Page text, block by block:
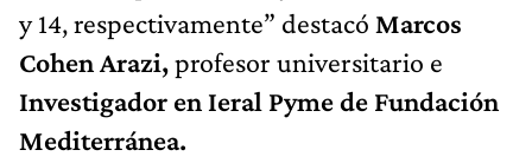
y 14, respectivamente” destacó Marcos
Cohen Arazi,profesor universitario e
Investigador en Ieral Pyme de Fundación
Mediterránea.